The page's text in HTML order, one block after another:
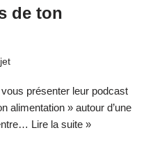
de ton
présenter leur podcast
alimentation » autour d’une
Lire la suite »